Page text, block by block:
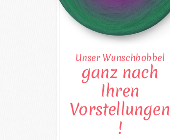
Unser Wunschbobbel
ganz nach
Ihren
Vorstellungen
!